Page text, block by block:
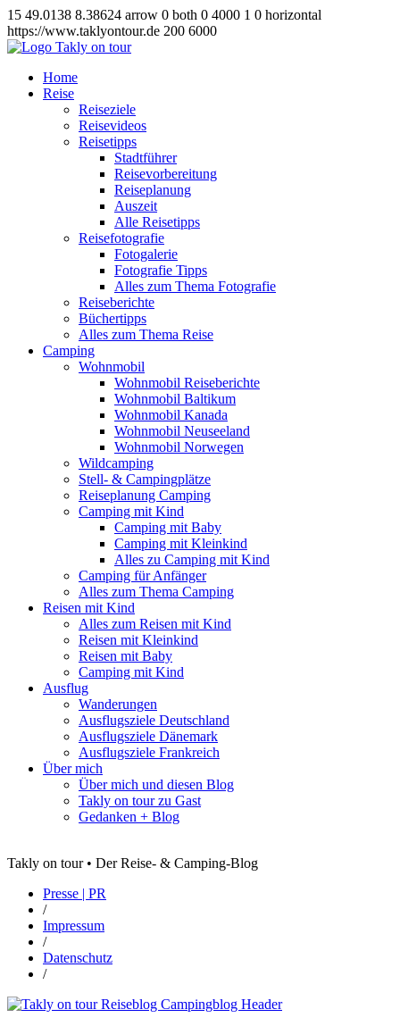
15 49.0138 8.38624 arrow 0 both 0 4000 1 0 horizontal
https://www.taklyontour.de 200 6000
Home
Reise
Reiseziele
Reisevideos
Reisetipps
Stadtführer
Reisevorbereitung
Reiseplanung
Auszeit
Alle Reisetipps
Reisefotografie
Fotogalerie
Fotografie Tipps
Alles zum Thema Fotografie
Reiseberichte
Büchertipps
Alles zum Thema Reise
Camping
Wohnmobil
Wohnmobil Reiseberichte
Wohnmobil Baltikum
Wohnmobil Kanada
Wohnmobil Neuseeland
Wohnmobil Norwegen
Wildcamping
Stell- & Campingplätze
Reiseplanung Camping
Camping mit Kind
Camping mit Baby
Camping mit Kleinkind
Alles zu Camping mit Kind
Camping für Anfänger
Alles zum Thema Camping
Reisen mit Kind
Alles zum Reisen mit Kind
Reisen mit Kleinkind
Reisen mit Baby
Camping mit Kind
Ausflug
Wanderungen
Ausflugsziele Deutschland
Ausflugsziele Dänemark
Ausflugsziele Frankreich
Über mich
Über mich und diesen Blog
Takly on tour zu Gast
Gedanken + Blog
Takly on tour • Der Reise- & Camping-Blog
Presse | PR
/
Impressum
/
Datenschutz
/